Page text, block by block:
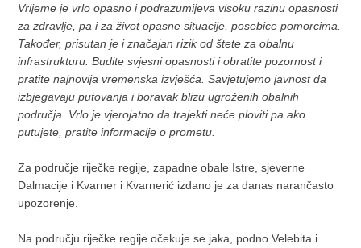
Vrijeme je vrlo opasno i podrazumijeva visoku razinu opasnosti
za zdravlje, pa i za život opasne situacije, posebice pomorcima.
Također, prisutan je i značajan rizik od štete za obalnu
infrastrukturu. Budite svjesni opasnosti i obratite pozornost i
pratite najnovija vremenska izvješća. Savjetujemo javnost da
izbjegavaju putovanja i boravak blizu ugroženih obalnih
područja. Vrlo je vjerojatno da trajekti neće ploviti pa ako
putujete, pratite informacije o prometu.
Za područje riječke regije, zapadne obale Istre, sjeverne
Dalmacije i Kvarner i Kvarnerić izdano je za danas narančasto
upozorenje.
Na području riječke regije očekuje se jaka, podno Velebita i